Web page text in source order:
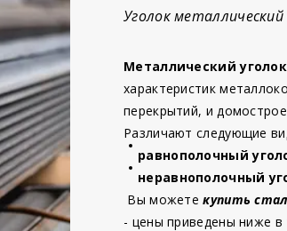
Уголок
Металлический
характеристик
перекрытий, и
Различают следующие
равнополочный
неравнополочный
Вы можетекупить
- цены приведены ниже в